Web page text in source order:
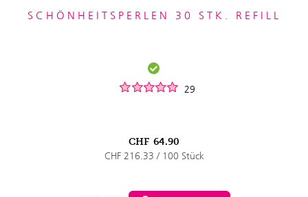
SCHÖNHEITSPERLEN 30 STK. REFILL
29
CHF 64.90
CHF 216.33 / 100 Stück